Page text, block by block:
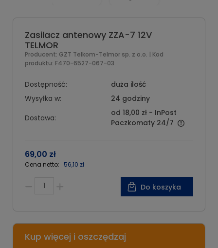
Zasilacz antenowy ZZA-7 12V
TELMOR
Producent: GZT Telkom-Telmor sp. z o.o. | Kod
produktu: F470-6527-067-03
Dostępność:
duża ilość
Wysyłka w:
24 godziny
Dostawa:
od 18,00 zł - InPost
Paczkomaty 24/7
69,00 zł
Cena netto: 56,10 zł
Do koszyka
Kup więcej i oszczędzaj